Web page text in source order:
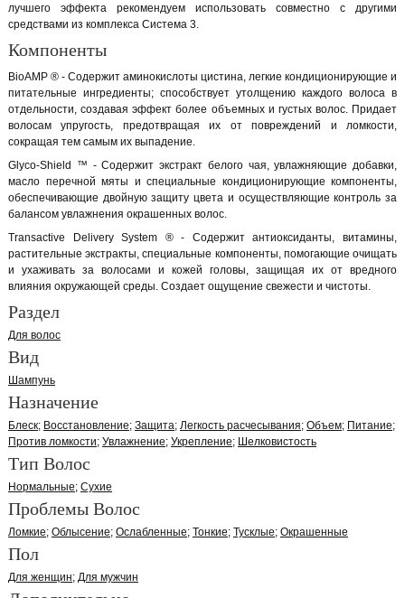
лучшего эффекта рекомендуем использовать совместно с другими
средствами из комплекса Система 3.
Компоненты
BioAMP ® - Содержит аминокислоты цистина, легкие кондиционирующие и
питательные ингредиенты; способствует утолщению каждого волоса в
отдельности, создавая эффект более объемных и густых волос. Придает
волосам упругость, предотвращая их от повреждений и ломкости,
сокращая тем самым их выпадение.
Glyco-Shield ™ - Содержит экстракт белого чая, увлажняющие добавки,
масло перечной мяты и специальные кондиционирующие компоненты,
обеспечивающие двойную защиту цвета и осуществляющие контроль за
балансом увлажнения окрашенных волос.
Transactive Delivery System ® - Содержит антиоксиданты, витамины,
растительные экстракты, специальные компоненты, помогающие очищать
и ухаживать за волосами и кожей головы, защищая их от вредного
влияния окружающей среды. Создает ощущение свежести и чистоты.
Раздел
Для волос
Вид
Шампунь
Назначение
Блеск Восстановление Защита Легкость расчесывания Объем Питание
Против ломкости Увлажнение Укрепление Шелковистость
Тип Волос
Нормальные Сухие
Проблемы Волос
Ломкие Облысение Ослабленные Тонкие Тусклые Окрашенные
Пол
Для женщин Для мужчин